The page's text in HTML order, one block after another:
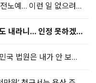
돈 없어서 소송 포기한 염전노예… 이런 일 없으려면
차별은 맞지만 1000만원도 내라니… 인정 못하겠습니다
나는 설악산 ‘산양’… 대한민국 법원은 내가 안 보입니까